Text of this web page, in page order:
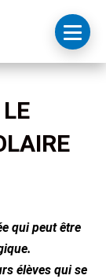
qui peut être
élèves qui se